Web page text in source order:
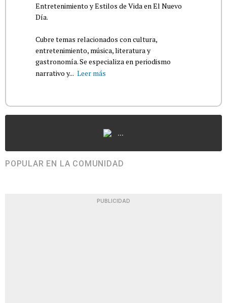
Entretenimiento y Estilos de Vida en El Nuevo
Día.
Cubre temas relacionados con cultura,
entretenimiento, música, literatura y
gastronomía. Se especializa en periodismo
narrativo y... Leer más
...
POPULAR EN LA COMUNIDAD
PUBLICIDAD